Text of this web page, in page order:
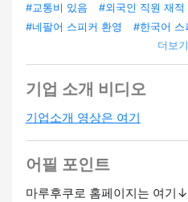
#교통비 있음 #외국인 직원 재적
#네팔어 스피커 환영
#한국어 스
#영어 스
영
#중국어 스피커 환영 #VISA
더보
기업 소개 비디오
기업소개 영상은 여기
어필 포인트
마루후쿠로 홈페이지는 여기↓